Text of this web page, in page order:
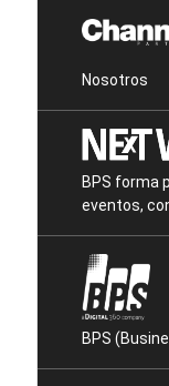
Nosotros
BPS forma
eventos,
BPS